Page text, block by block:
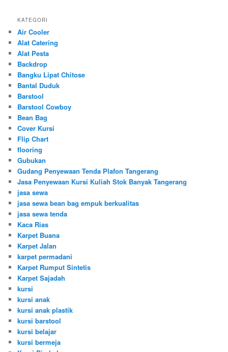
KATEGORI
Air Cooler
Alat Catering
Alat Pesta
Backdrop
Bangku Lipat Chitose
Bantal Duduk
Barstool
Barstool Cowboy
Bean Bag
Cover Kursi
Flip Chart
flooring
Gubukan
Gudang Penyewaan Tenda Plafon Tangerang
Jasa Penyewaan Kursi Kuliah Stok Banyak Tangerang
jasa sewa
jasa sewa bean bag empuk berkualitas
jasa sewa tenda
Kaca Rias
Karpet Buana
Karpet Jalan
karpet permadani
Karpet Rumput Sintetis
Karpet Sajadah
kursi
kursi anak
kursi anak plastik
kursi barstool
kursi belajar
kursi bermeja